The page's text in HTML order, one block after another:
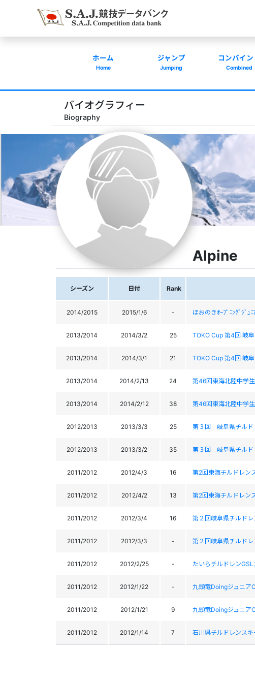
ホーム
Home
ジャンプ
Jumping
コンバイン
Combined
バイオグラフィー
Biography
Alpine
シーズン 日付 Rank
2014/2015 2015/1/6 - ほおのきｵｰﾌﾟﾆﾝｸﾞｼﾞｭﾆ
2013/2014 2014/3/2 25 TOKO Cup 第4回 岐
2013/2014 2014/3/1 21 TOKO Cup 第4回 岐
2013/2014 2014/2/13 24 第46回東海北陸中学
2013/2014 2014/2/12 38 第46回東海北陸中学
2012/2013 2013/3/3 25 第３回 岐阜県チルド
2012/2013 2013/3/2 35 第３回 岐阜県チルド
2011/2012 2012/4/3 16 第2回東海チルドレン
2011/2012 2012/4/2 13 第2回東海チルドレン
2011/2012 2012/3/4 16 第２回岐阜県チルド
2011/2012 2012/3/3 - 第２回岐阜県チルド
2011/2012 2012/2/25 - たいらチルドレンGSL
2011/2012 2012/1/22 - 九頭竜Doingジュニア
2011/2012 2012/1/21 9 九頭竜Doingジュニア
2011/2012 2012/1/14 7 石川県チルドレンス